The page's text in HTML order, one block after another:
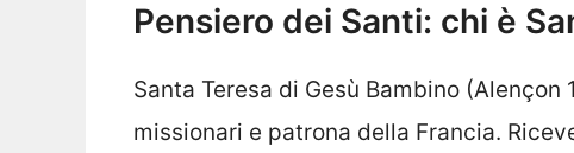
Pensiero dei Santi: chi è
Santa Teresa di Gesù Bambino
missionari e patrona della Francia.